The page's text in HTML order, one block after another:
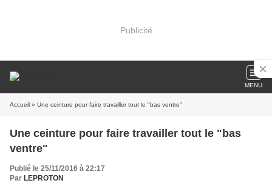
Publicité
MENU
Accueil » Une ceinture pour faire travailler tout le "bas ventre"
Une ceinture pour faire travailler tout le "bas
ventre"
Publié le 25/11/2016 à 22:17
Par LEPROTON